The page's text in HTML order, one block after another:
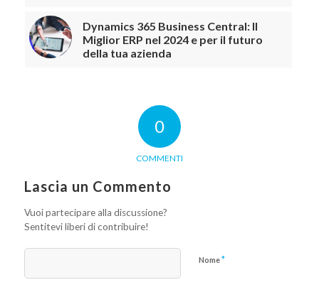
Dynamics 365 Business Central: Il
Miglior ERP nel 2024 e per il futuro
della tua azienda
0
COMMENTI
Lascia un Commento
Vuoi partecipare alla discussione?
Sentitevi liberi di contribuire!
Nome*